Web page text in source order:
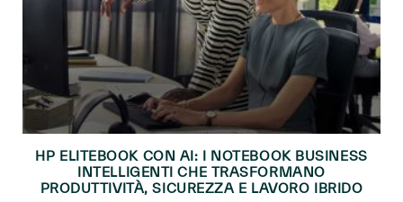
HP ELITEBOOK CON AI: I NOTEBOOK BUSINESS
INTELLIGENTI CHE TRASFORMANO
PRODUTTIVITÀ, SICUREZZA E LAVORO IBRIDO